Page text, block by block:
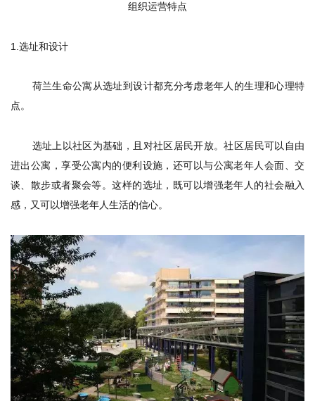
组织运营特点
1. 选址和设计
荷兰生命公寓从选址到设计都充分考虑老年人的生理和心理特
点。
选址上以社区为基础，且对社区居民开放。社区居民可以自由
进出公寓，享受公寓内的便利设施，还可以与公寓老年人会面、交
谈、散步或者聚会等。这样的选址，既可以增强老年人的社会融入
感，又可以增强老年人生活的信心。